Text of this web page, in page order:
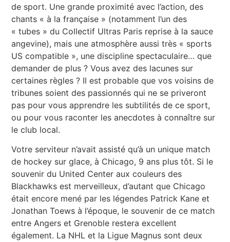
de sport. Une grande proximité avec l’action, des
chants « à la française » (notamment l’un des
« tubes » du Collectif Ultras Paris reprise à la sauce
angevine), mais une atmosphère aussi très « sports
US compatible », une discipline spectaculaire… que
demander de plus ? Vous avez des lacunes sur
certaines règles ? Il est probable que vos voisins de
tribunes soient des passionnés qui ne se priveront
pas pour vous apprendre les subtilités de ce sport,
ou pour vous raconter les anecdotes à connaître sur
le club local.
Votre serviteur n’avait assisté qu’à un unique match
de hockey sur glace, à Chicago, 9 ans plus tôt. Si le
souvenir du United Center aux couleurs des
Blackhawks est merveilleux, d’autant que Chicago
était encore mené par les légendes Patrick Kane et
Jonathan Toews à l’époque, le souvenir de ce match
entre Angers et Grenoble restera excellent
également. La NHL et la Ligue Magnus sont deux